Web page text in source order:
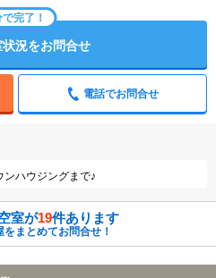
完了！
状況をお問合せ
電話でお問合せ
ンハウジングまで♪
室が19件あります
まとめてお問合せ！